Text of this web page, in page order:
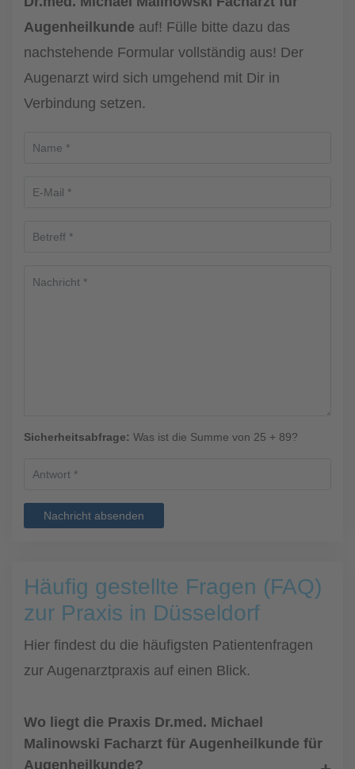
Augenheilkunde auf! Fülle bitte dazu das
nachstehende Formular vollständig aus! Der
Augenarzt wird sich umgehend mit Dir in
Verbindung setzen.
Sicherheitsabfrage: Was ist die Summe von 25 + 89?
Nachricht absenden
Häufig gestellte Fragen (FAQ)
zur Praxis in Düsseldorf
Hier findest du die häufigsten Patientenfragen
zur Augenarztpraxis auf einen Blick.
Wo liegt die Praxis Dr.med. Michael
Malinowski Facharzt für Augenheilkunde für
Augenheilkunde?